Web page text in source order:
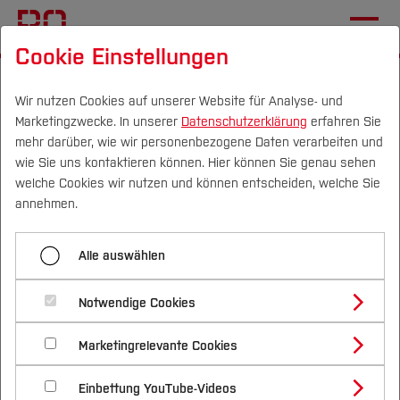
Campus Personen DE|EN Quicklinks
Studium
Studienangebote
Bachelorstudiengänge
Masterstudiengänge
Vor dem Studium
Bewerben & Einschreiben
Bewerbungsportal
Im Studium
Studienbüros und Prüfungen
Nach dem Studium
Forschung & Transfer
Profil
Forschungs- und Transferprofil
Schwerpunkte (FuT)
Beratung & Förderung
Nachhaltigkeit
Nachhaltigkeit studieren
International
Einrichtungen
Lehrveranstaltungen
Cyber Physical Systems
Menü aufklappen
Robotik
Technische Mechanik (Nachhaltige
Entwicklung)
Maschinenelemente (Nachhaltige Entwicklung)
Cyber Physical Systems
Lernergebnisse (learning outcomes) /
Kompetenzen
Cookie Einstellungen
Wir nutzen Cookies auf unserer Website für Analyse- und
Marketingzwecke. In unserer Datenschutzerklärung erfahren Sie
mehr darüber, wie wir personenbezogene Daten verarbeiten und
wie Sie uns kontaktieren können. Hier können Sie genau sehen
welche Cookies wir nutzen und können entscheiden, welche Sie
annehmen.
Alle auswählen
Notwendige Cookies
Marketingrelevante Cookies
Einbettung YouTube-Videos